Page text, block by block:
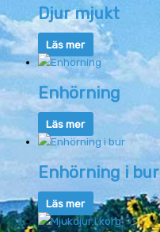
Djur mjukt
Läs mer
Enhörning
Läs mer
Enhörning i bur
Läs mer